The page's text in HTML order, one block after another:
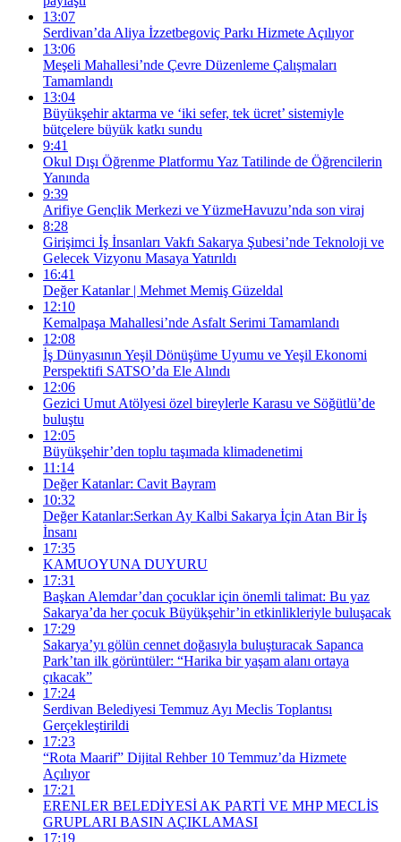
13:07
Serdivan’da Aliya İzzetbegoviç Parkı Hizmete Açılıyor
13:06
Meşeli Mahallesi’nde Çevre Düzenleme Çalışmaları
Tamamlandı
13:04
Büyükşehir aktarma ve ‘iki sefer, tek ücret’ sistemiyle
bütçelere büyük katkı sundu
9:41
Okul Dışı Öğrenme Platformu Yaz Tatilinde de Öğrencilerin
Yanında
9:39
Arifiye Gençlik Merkezi ve YüzmeHavuzu’nda son viraj
8:28
Girişimci İş İnsanları Vakfı Sakarya Şubesi’nde Teknoloji ve
Gelecek Vizyonu Masaya Yatırıldı
16:41
Değer Katanlar | Mehmet Memiş Güzeldal
12:10
Kemalpaşa Mahallesi’nde Asfalt Serimi Tamamlandı
12:08
İş Dünyasının Yeşil Dönüşüme Uyumu ve Yeşil Ekonomi
Perspektifi SATSO’da Ele Alındı
12:06
Gezici Umut Atölyesi özel bireylerle Karasu ve Söğütlü’de
buluştu
12:05
Büyükşehir’den toplu taşımada klimadenetimi
11:14
Değer Katanlar: Cavit Bayram
10:32
Değer Katanlar:Serkan Ay Kalbi Sakarya İçin Atan Bir İş
İnsanı
17:35
KAMUOYUNA DUYURU
17:31
Başkan Alemdar’dan çocuklar için önemli talimat: Bu yaz
Sakarya’da her çocuk Büyükşehir’in etkinlikleriyle buluşacak
17:29
Sakarya’yı gölün cennet doğasıyla buluşturacak Sapanca
Park’tan ilk görüntüler: “Harika bir yaşam alanı ortaya
çıkacak”
17:24
Serdivan Belediyesi Temmuz Ayı Meclis Toplantısı
Gerçekleştirildi
17:23
“Rota Maarif” Dijital Rehber 10 Temmuz’da Hizmete
Açılıyor
17:21
ERENLER BELEDİYESİ AK PARTİ VE MHP MECLİS
GRUPLARI BASIN AÇIKLAMASI
17:19